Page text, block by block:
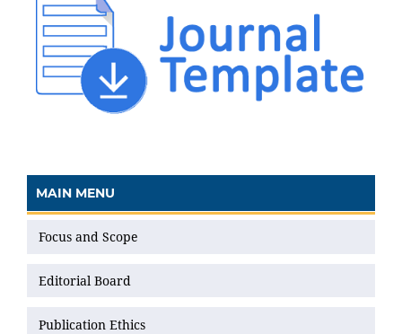
MAIN MENU
Focus and Scope
Editorial Board
Publication Ethics